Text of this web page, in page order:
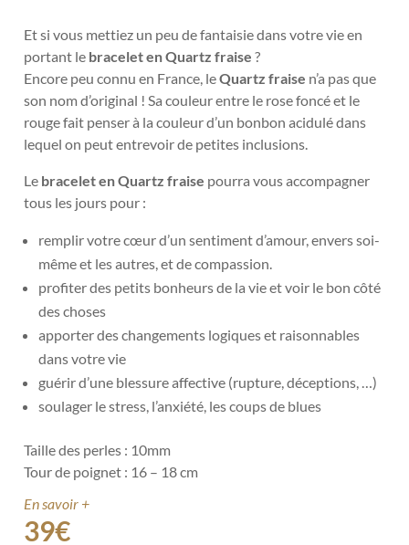
Et si vous mettiez un peu de fantaisie dans votre vie en
portant le bracelet en Quartz fraise ?
Encore peu connu en France, leQuartz fraise n’a pas que
son nom d’original ! Sa couleur entre le rose foncé et le
rouge fait penser à la couleur d’un bonbon acidulé dans
lequel on peut entrevoir de petites inclusions.
Le bracelet en Quartz fraise pourra vous accompagner
tous les jours pour :
remplir votre cœur d’un sentiment d’amour, envers soi-
même et les autres, et de compassion.
profiter des petits bonheurs de la vie et voir le bon côté
des choses
apporter des changements logiques et raisonnables
dans votre vie
guérir d’une blessure affective (rupture, déceptions, …)
soulager le stress, l’anxiété, les coups de blues
Taille des perles : 10mm
Tour de poignet : 16 – 18 cm
En savoir +
39€